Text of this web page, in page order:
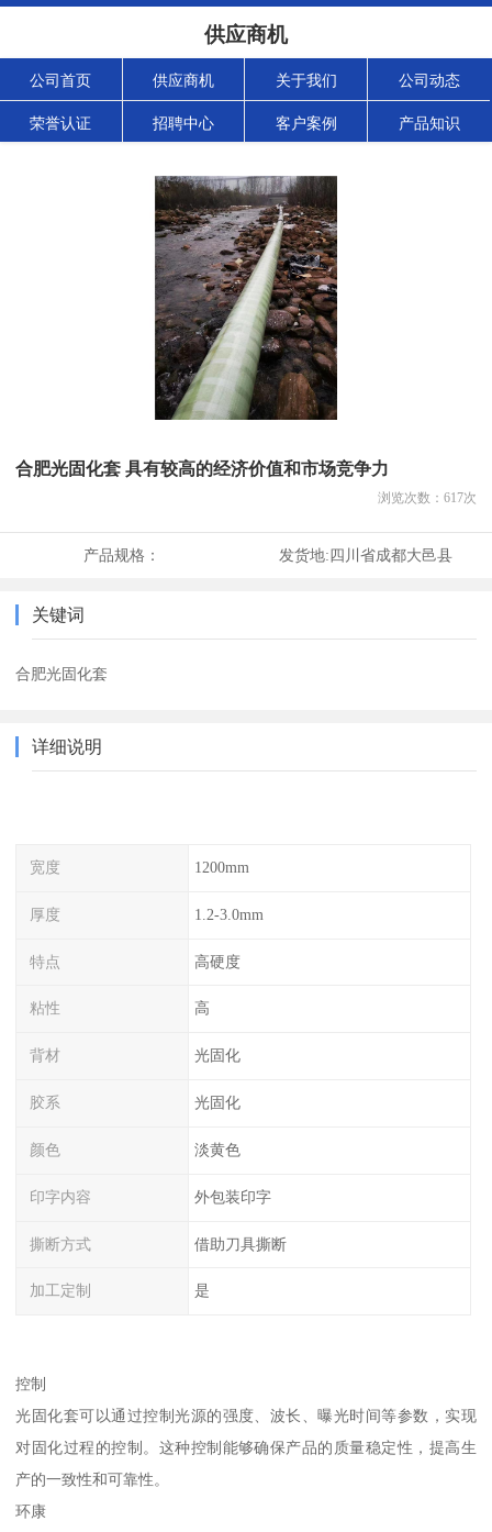
供应商机
公司首页 供应商机 关于我们 公司动态
荣誉认证 招聘中心 客户案例 产品知识
合肥光固化套 具有较高的经济价值和市场竞争力
浏览次数： 617次
产品规格： 发货地:四川省成都大邑县
关键词
合肥光固化套
详细说明
宽度 1200mm
厚度 1.2-3.0mm
特点 高硬度
粘性 高
背材 光固化
胶系 光固化
颜色 淡黄色
印字内容 外包装印字
撕断方式 借助刀具撕断
加工定制 是
控制
光固化套可以通过控制光源的强度、波长、曝光时间等参数，实现
对固化过程的控制。这种控制能够确保产品的质量稳定性，提高生
产的一致性和可靠性。
环康